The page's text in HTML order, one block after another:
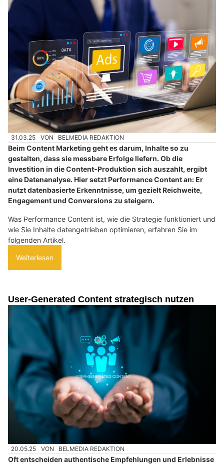
31.03.25 VON BELMEDIA REDAKTION
Beim Content Marketing geht es darum, Inhalte so zu
gestalten, dass sie messbare Erfolge liefern. Ob die
Investition in die Content-Produktion sich auszahlt, ergibt
eine Datenanalyse. Hier setzt Performance Content an: Er
nutzt datenbasierte Erkenntnisse, um gezielt Reichweite,
Engagement und Conversions zu steigern.
Was Performance Content ist, wie die Strategie funktioniert und
wie Sie Inhalte datengetrieben optimieren, erfahren Sie im
folgenden Artikel.
Weiterlesen
User-Generated Content strategisch nutzen
20.05.25 VON BELMEDIA REDAKTION
Oft entscheiden authentische Empfehlungen und Erlebnisse